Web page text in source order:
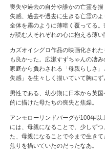
喪失や過去の自分や誰かの亡霊を
失感、過去や過去に生きる亡霊の
全体を霧のように薄暗く覆ってる
が読む人それぞれの心に抱える薄い
カズオイシグロ作品の映画化され
も良かった。広瀬すずちゃんの凄
家庭から負わされる「母親らしさ
失感」を生々しく描いていて胸にず
男性である、幼少期に日本から英
的に描けた母たちの喪失と焦燥。
アンモローリンドバーグが100年以
には、母親になることで、少しず
た、母親になることで今まで生き
焦りを描いていたのだったなあ。